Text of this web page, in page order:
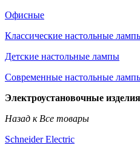
Офисные
Классические настольные
Детские настольные лампы
Современные настольные
Электроустановочные изделия
Назад к Все товары
Schneider Electric